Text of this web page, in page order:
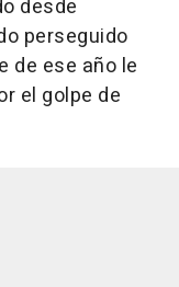
desde
perseguido
de ese año le
el golpe de